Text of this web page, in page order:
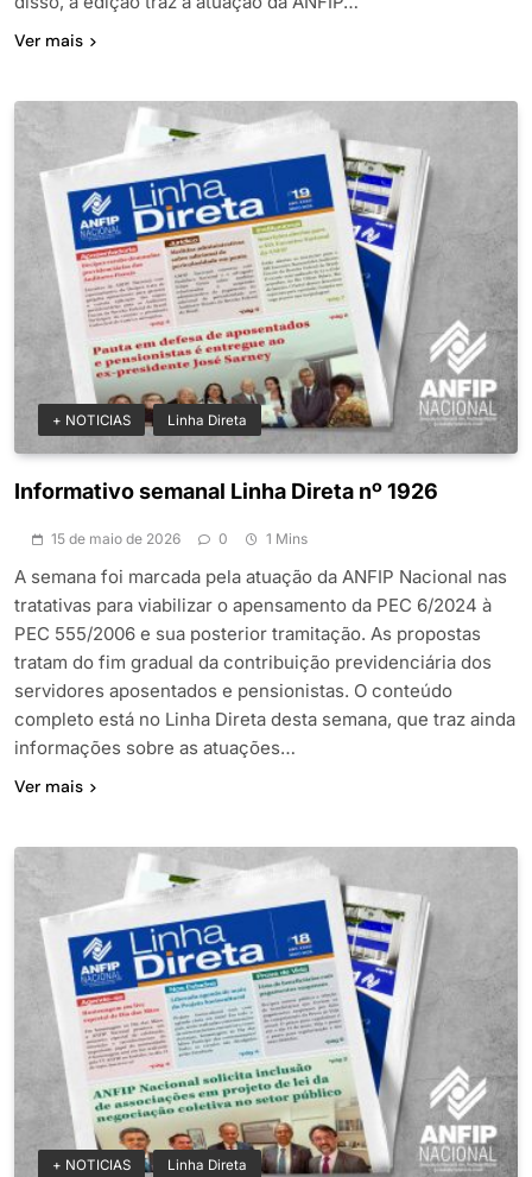
Ver mais
+ NOTICIAS Linha Direta
Informativo semanal Linha Direta nº 1926
15 de maio de 2026 0 1 Mins
A semana foi marcada pela atuação da ANFIP Nacional nas
tratativas para viabilizar o apensamento da PEC 6/2024 à
PEC 555/2006 e sua posterior tramitação. As propostas
tratam do fim gradual da contribuição previdenciária dos
servidores aposentados e pensionistas. O conteúdo
completo está no Linha Direta desta semana, que traz ainda
informações sobre as atuações…
Ver mais
+ NOTICIAS Linha Direta